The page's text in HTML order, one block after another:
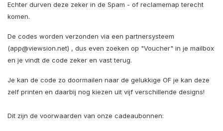
Echter durven deze zeker in de Spam - of reclamemap terecht
komen.
De codes worden verzonden via een partnersysteem
(app@viewsion.net) , dus even zoeken op "Voucher" in je mailbox
en je vindt de code zeker en vast terug.
Je kan de code zo doormailen naar de gelukkige OF je kan deze
zelf printen en daarbij nog kiezen uit vijf verschillende designs!
Dit zijn de voorwaarden van onze cadeaubonnen: